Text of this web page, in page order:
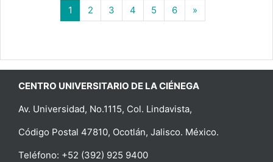
1 (actual)
2 3 4 5 6 »Página siguiente
CENTRO UNIVERSITARIO DE LA CIÉNEGA
Av. Universidad, No.1115, Col. Lindavista,
Código Postal 47810, Ocotlán, Jalisco. México.
Teléfono: +52 (392) 925 9400